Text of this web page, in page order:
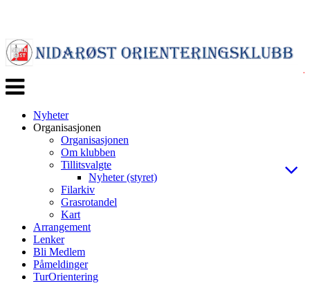
Veksle
navigasjon
Nyheter
Organisasjonen
Organisasjonen
Om klubben
Tillitsvalgte
Nyheter (styret)
Filarkiv
Grasrotandel
Kart
Arrangement
Lenker
Bli Medlem
Påmeldinger
TurOrientering